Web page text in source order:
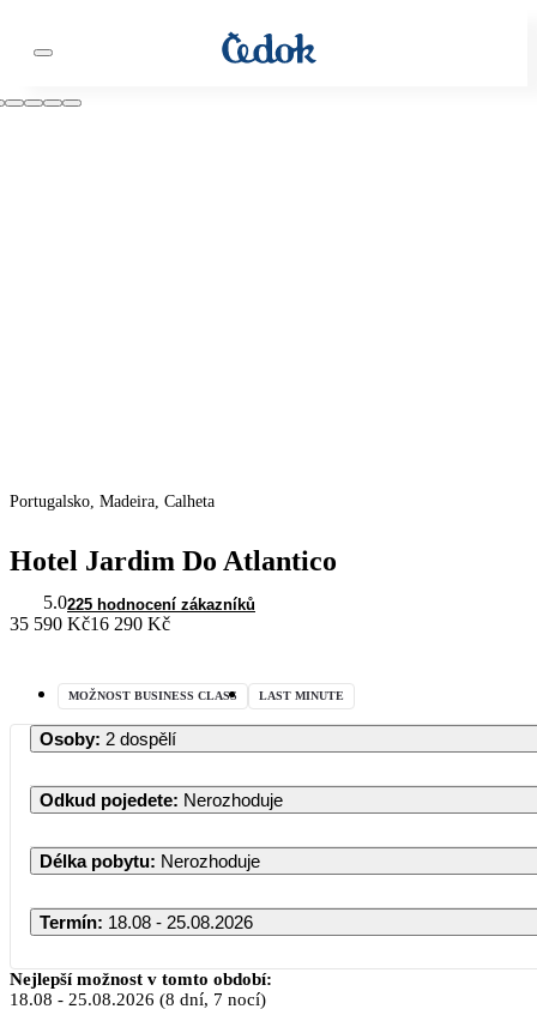
Portugalsko, Madeira, Calheta
Hotel Jardim Do Atlantico
5.0225 hodnocení zákazníků
35 590 Kč16 290 Kč
MOŽNOST BUSINESS CLASS LAST MINUTE
Osoby: 2 dospělí
Odkud pojedete: Nerozhoduje
Délka pobytu: Nerozhoduje
Termín: 18.08 - 25.08.2026
Nejlepší možnost v tomto období:
18.08 - 25.08.2026 (8 dní, 7 nocí)